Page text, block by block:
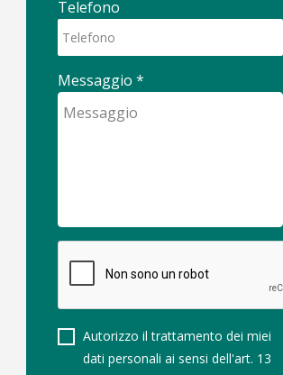
Telefono
Messaggio *
Autorizzo il trattamento dei miei
dati personali ai sensi dell'art. 13